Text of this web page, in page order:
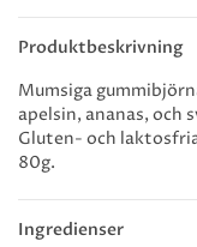
Produktbeskrivning
Ingredienser
Mumsiga
apelsin, ananas, och
Gluten- och
80g.